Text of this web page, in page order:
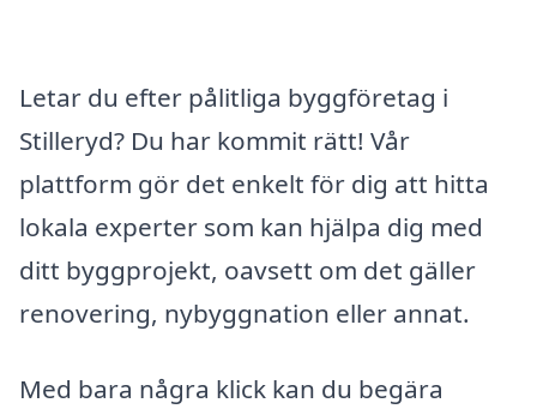
Letar du efter pålitliga byggföretag i
Stilleryd? Du har kommit rätt! Vår
plattform gör det enkelt för dig att hitta
lokala experter som kan hjälpa dig med
ditt byggprojekt, oavsett om det gäller
renovering, nybyggnation eller annat.
Med bara några klick kan du begära